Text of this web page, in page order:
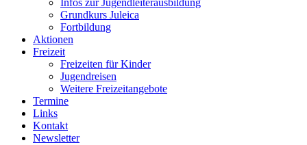
Infos zur Jugendleiterausbildung
Grundkurs Juleica
Fortbildung
Aktionen
Freizeit
Freizeiten für Kinder
Jugendreisen
Weitere Freizeitangebote
Termine
Links
Kontakt
Newsletter